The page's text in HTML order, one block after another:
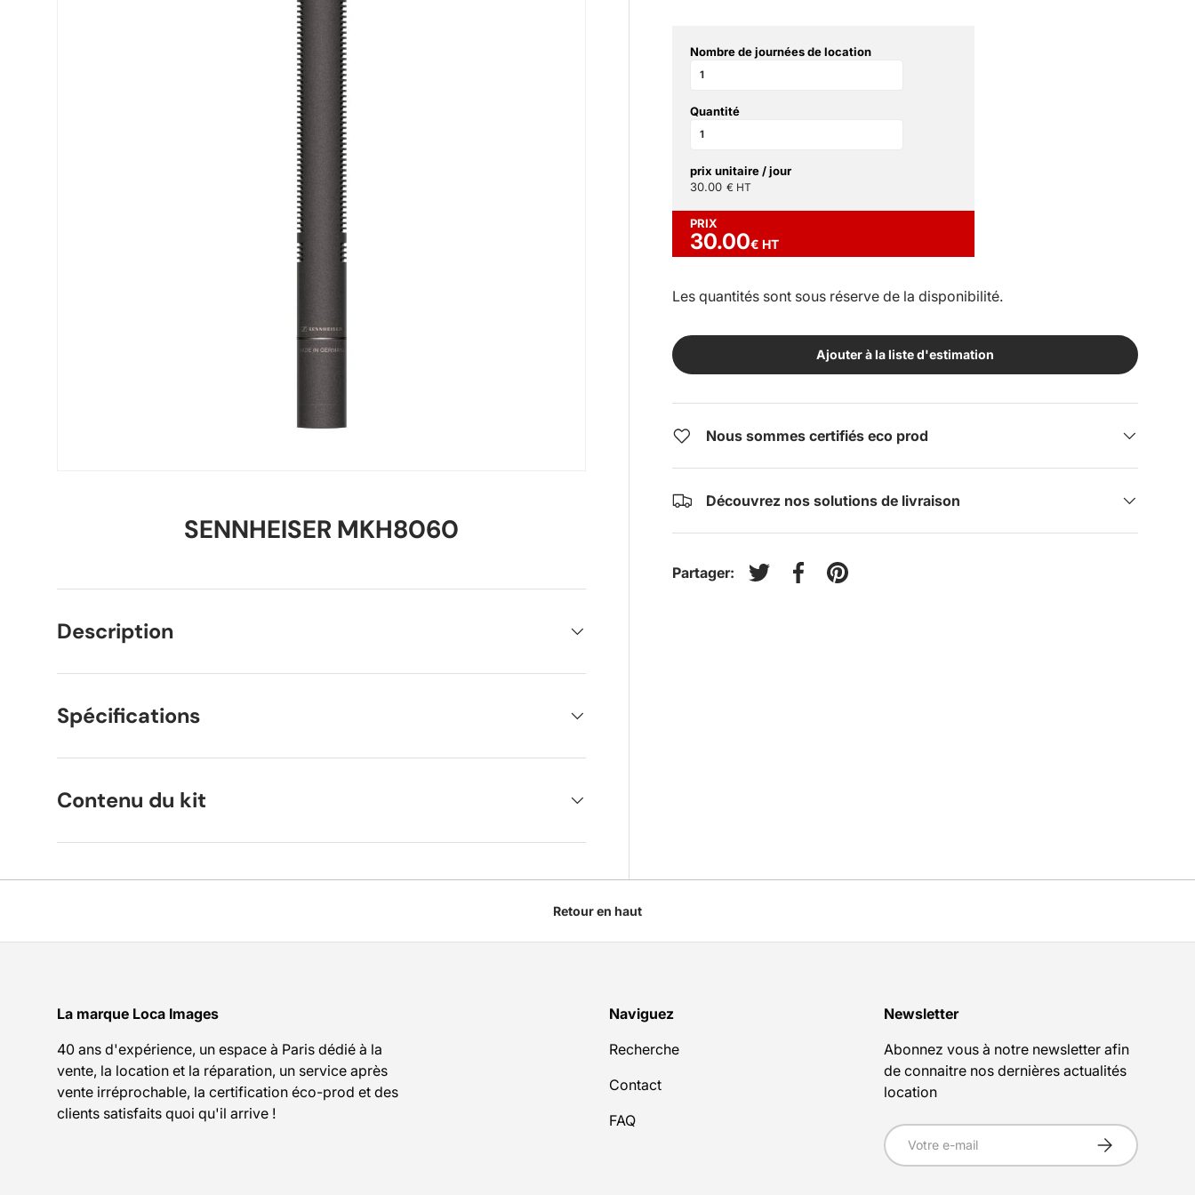
Nombre de journées de location
Quantité
prix unitaire / jour
30.00 € HT
PRIX
30.00€ HT
Les quantités sont sous réserve de la disponibilité.
Ajouter à la liste d'estimation
Nous sommes certifiés eco prod
Découvrez nos solutions de livraison
Partager:
Tweeter sur Twitter
Partager sur Facebook
Épingler sur Pinterest
SENNHEISER MKH8060
Description
Spécifications
Contenu du kit
Retour en haut
La marque Loca Images
40 ans d'expérience, un espace à Paris dédié à la
vente, la location et la réparation, un service après
vente irréprochable, la certification éco-prod et des
clients satisfaits quoi qu'il arrive !
Naviguez
Recherche
Contact
FAQ
Newsletter
Abonnez vous à notre newsletter afin
de connaitre nos dernières actualités
location
E-mail S’inscrire